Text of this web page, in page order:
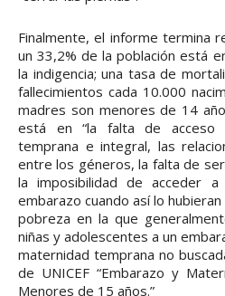
Finalmente, el informe termina
un 33,2% de la población está
la indigencia; una tasa de
fallecimientos cada 10.000
madres son menores de 14
está en “la falta de acceso
temprana e integral, las
entre los géneros, la falta de
la imposibilidad de acceder
embarazo cuando así lo
pobreza en la que
niñas y adolescentes a un
maternidad temprana no
de UNICEF “Embarazo y
Menores de 15 años.”